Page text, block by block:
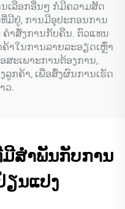
ເລືອກອື່ນໆ ກໍ່ມີຄວາມສັດ
ມີຢູ່, ການມີອຸປະກອນການ
ຳສັ່ງການກັບຄືນ. ຕົວແທນ
າໃນການລາຍລະອຽດເຫຼົ່າ
ສະເພາະການຕ້ອງການ,
ລູກຄ້າ, ເພື່ອສົ່ງຜົນການເຮັດ
ວ.
ສຳພັນກັບການ
ຽນແປງ